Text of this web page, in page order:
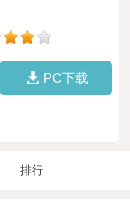
PC下载
排行